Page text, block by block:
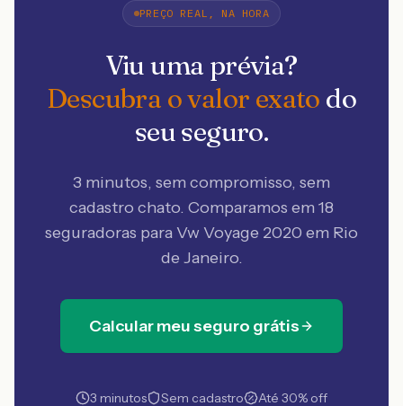
PREÇO REAL, NA HORA
Viu uma prévia?
Descubra o valor exato do
seu seguro.
3 minutos, sem compromisso, sem
cadastro chato. Comparamos em 18
seguradoras para Vw Voyage 2020 em Rio
de Janeiro.
Calcular meu seguro grátis
3 minutos Sem cadastro Até 30% off